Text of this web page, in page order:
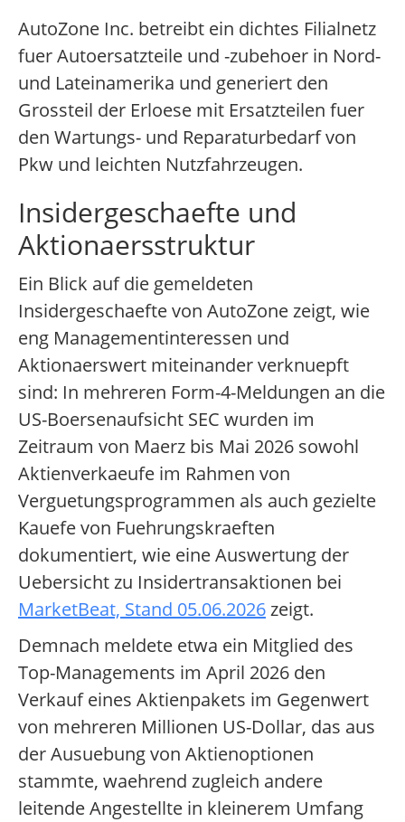
AutoZone Inc. betreibt ein dichtes Filialnetz
fuer Autoersatzteile und -zubehoer in Nord-
und Lateinamerika und generiert den
Grossteil der Erloese mit Ersatzteilen fuer
den Wartungs- und Reparaturbedarf von
Pkw und leichten Nutzfahrzeugen.
Insidergeschaefte und
Aktionaersstruktur
Ein Blick auf die gemeldeten
Insidergeschaefte von AutoZone zeigt, wie
eng Managementinteressen und
Aktionaerswert miteinander verknuepft
sind: In mehreren Form-4-Meldungen an die
US-Boersenaufsicht SEC wurden im
Zeitraum von Maerz bis Mai 2026 sowohl
Aktienverkaeufe im Rahmen von
Verguetungsprogrammen als auch gezielte
Kauefe von Fuehrungskraeften
dokumentiert, wie eine Auswertung der
Uebersicht zu Insidertransaktionen bei
MarketBeat, Stand 05.06.2026zeigt.
Demnach meldete etwa ein Mitglied des
Top-Managements im April 2026 den
Verkauf eines Aktienpakets im Gegenwert
von mehreren Millionen US-Dollar, das aus
der Ausuebung von Aktienoptionen
stammte, waehrend zugleich andere
leitende Angestellte in kleinerem Umfang